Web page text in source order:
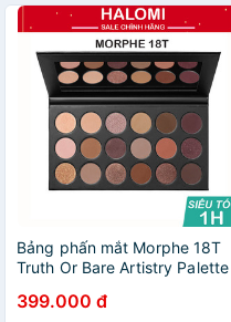
Bảng phấn mắt Morphe 18T
Truth Or Bare Artistry Palette
399.000 đ